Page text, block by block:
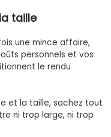
taille
une mince affaire,
personnels et vos
le rendu
et la taille, sachez tout
ni trop large, ni trop